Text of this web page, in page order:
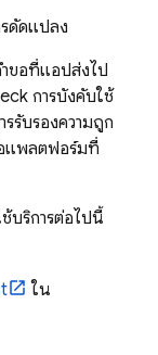
ดัดแปลง
ขอที่แอปส่งไป
การบังคับใช้
รับรองความถูก
แพลตฟอร์มที่
บริการต่อไปนี้
ใน